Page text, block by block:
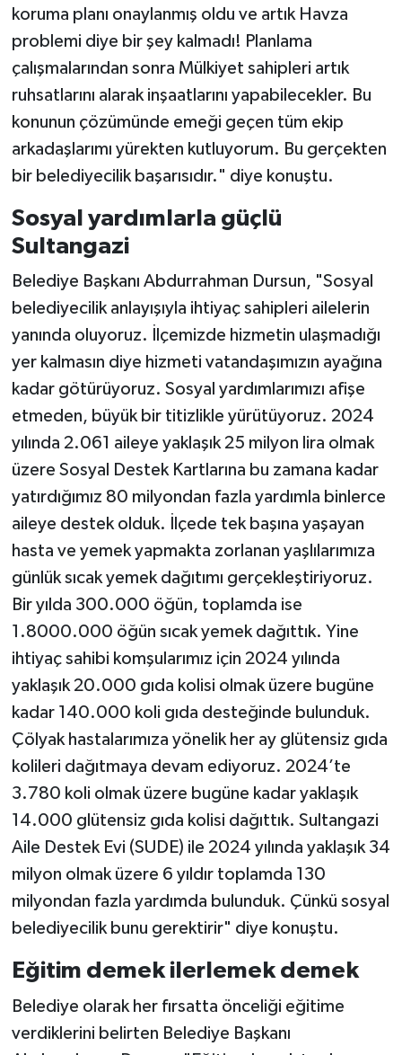
koruma planı onaylanmış oldu ve artık Havza
problemi diye bir şey kalmadı! Planlama
çalışmalarından sonra Mülkiyet sahipleri artık
ruhsatlarını alarak inşaatlarını yapabilecekler. Bu
konunun çözümünde emeği geçen tüm ekip
arkadaşlarımı yürekten kutluyorum. Bu gerçekten
bir belediyecilik başarısıdır." diye konuştu.
Sosyal yardımlarla güçlü
Sultangazi
Belediye Başkanı Abdurrahman Dursun, "Sosyal
belediyecilik anlayışıyla ihtiyaç sahipleri ailelerin
yanında oluyoruz. İlçemizde hizmetin ulaşmadığı
yer kalmasın diye hizmeti vatandaşımızın ayağına
kadar götürüyoruz. Sosyal yardımlarımızı afişe
etmeden, büyük bir titizlikle yürütüyoruz. 2024
yılında 2.061 aileye yaklaşık 25 milyon lira olmak
üzere Sosyal Destek Kartlarına bu zamana kadar
yatırdığımız 80 milyondan fazla yardımla binlerce
aileye destek olduk. İlçede tek başına yaşayan
hasta ve yemek yapmakta zorlanan yaşlılarımıza
günlük sıcak yemek dağıtımı gerçekleştiriyoruz.
Bir yılda 300.000 öğün, toplamda ise
1.8000.000 öğün sıcak yemek dağıttık. Yine
ihtiyaç sahibi komşularımız için 2024 yılında
yaklaşık 20.000 gıda kolisi olmak üzere bugüne
kadar 140.000 koli gıda desteğinde bulunduk.
Çölyak hastalarımıza yönelik her ay glütensiz gıda
kolileri dağıtmaya devam ediyoruz. 2024’te
3.780 koli olmak üzere bugüne kadar yaklaşık
14.000 glütensiz gıda kolisi dağıttık. Sultangazi
Aile Destek Evi (SUDE) ile 2024 yılında yaklaşık 34
milyon olmak üzere 6 yıldır toplamda 130
milyondan fazla yardımda bulunduk. Çünkü sosyal
belediyecilik bunu gerektirir" diye konuştu.
Eğitim demek ilerlemek demek
Belediye olarak her fırsatta önceliği eğitime
verdiklerini belirten Belediye Başkanı